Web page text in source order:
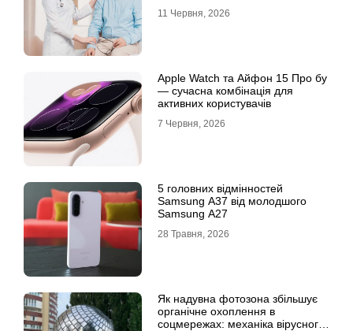
11 Червня, 2026
Apple Watch та Айфон 15 Про бу
— сучасна комбінація для
активних користувачів
7 Червня, 2026
5 головних відмінностей
Samsung A37 від молодшого
Samsung A27
28 Травня, 2026
Як надувна фотозона збільшує
органічне охоплення в
соцмережах: механіка вірусного